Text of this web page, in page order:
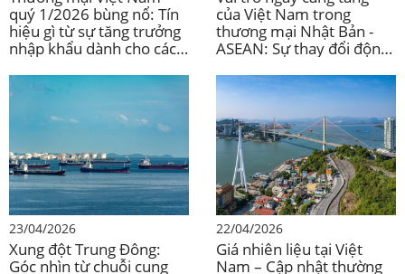
thỏa thuận liên chính phủ về công nhận tiêu chuẩn để
giảm việc thử nghiệm và kiểm tra trùng lặp.
xử lý và giảm chi phí không chính thức.
Nền tảng hợp tác khu vực
: Tăng cường các cơ chế thể
chế của ASEAN để giải quyết các tranh chấp về NTB và
chia sẻ các thông lệ tốt nhất.
Đối thoại công-tư: Khuyến khích các vòng phản hồi giữa
chính phủ và doanh nghiệp để điều chỉnh các cải cách
cho phù hợp với nhu cầu thực tế của ngành.
quý 1/2026 bùng nổ: Tín
hiệu gì từ sự tăng trưởng
nhập khẩu dành cho các
của Việt Nam trong
thương mại Nhật Bản -
ASEAN: Sự thay đổi động
khuôn khổ các Hiệp định
thương mại khu vực.
23/04/2026
Xung đột Trung Đông:
Góc nhìn từ chuỗi cung
22/04/2026
Giá nhiên liệu tại Việt
Nam – Cập nhật thường